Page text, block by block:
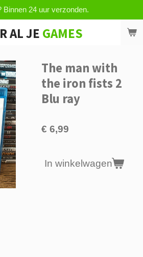
AL JE GAMES
verzonden.
The man with
the iron fists 2
Blu ray
€ 6,99
In winkelwagen